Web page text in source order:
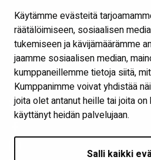
Käytämme evästeitä
räätälöimiseen, sosiaalisen
tukemiseen ja kävijämäärämme
jaamme sosiaalisen median,
kumppaneillemme tietoja siitä,
Kumppanimme voivat yhdistää
joita olet antanut heille tai joita
käyttänyt heidän palvelujaan.
Salli kaikki
Ota yhteyttä
Verkkokirjasto
Kaikki kirjaston some-kanavat
Näytä evästeasetukseni
Seuraa meitä